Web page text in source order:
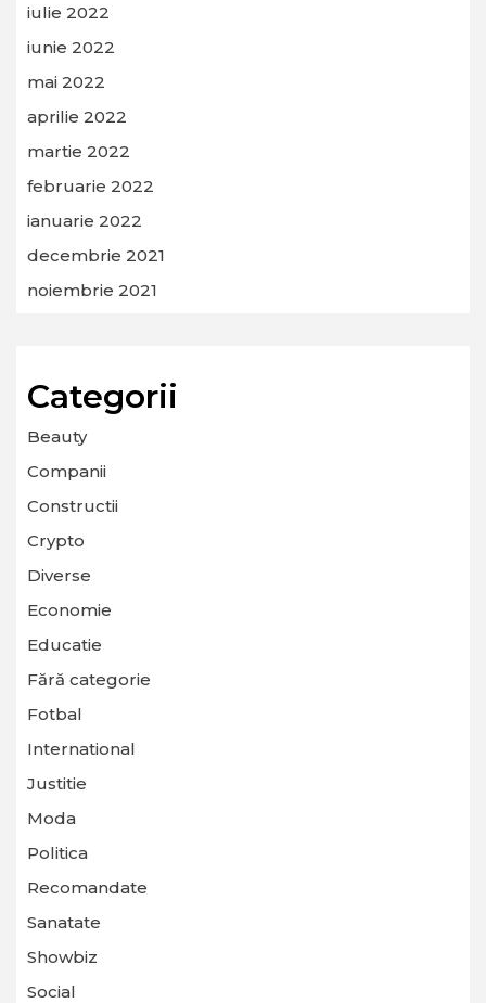
iulie 2022
iunie 2022
mai 2022
aprilie 2022
martie 2022
februarie 2022
ianuarie 2022
decembrie 2021
noiembrie 2021
Categorii
Beauty
Companii
Constructii
Crypto
Diverse
Economie
Educatie
Fără categorie
Fotbal
International
Justitie
Moda
Politica
Recomandate
Sanatate
Showbiz
Social